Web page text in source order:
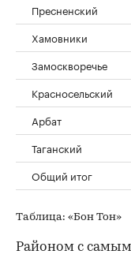
Пресненский
Хамовники
Замоскворечье
Красносельский
Арбат
Таганский
Общий итог
Таблица: «Бон Тон»
Районом с